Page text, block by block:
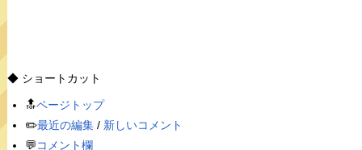
◆ ショートカット
🔝ページトップ
✏️最近の編集/ 新しいコメント
💬コメント欄